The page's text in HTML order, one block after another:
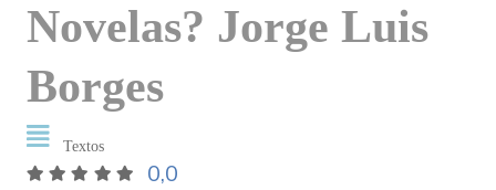
Novelas? Jorge Luis
Borges
Textos
0,0